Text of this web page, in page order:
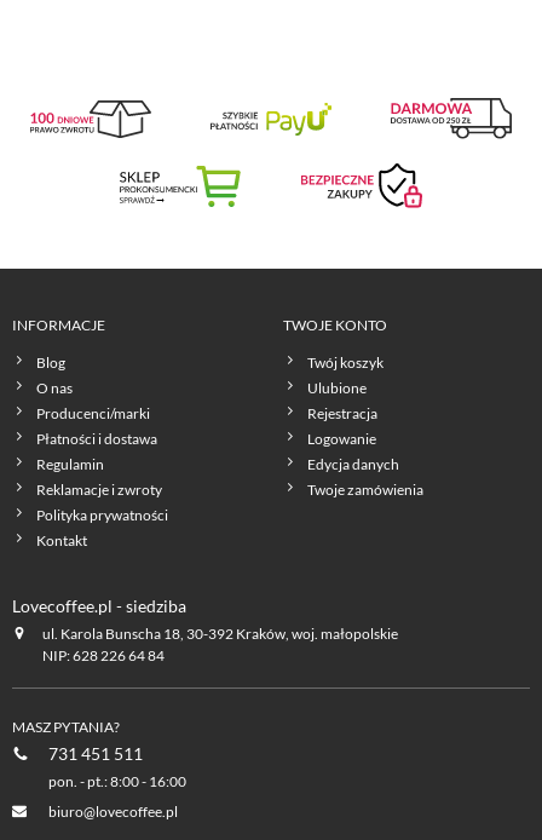
INFORMACJE
Blog
O nas
Producenci/marki
Płatności i dostawa
Regulamin
Reklamacje i zwroty
Polityka prywatności
Kontakt
TWOJE KONTO
Twój koszyk
Ulubione
Rejestracja
Logowanie
Edycja danych
Twoje zamówienia
Lovecoffee.pl - siedziba
ul. Karola Bunscha 18, 30-392 Kraków, woj. małopolskie
NIP: 628 226 64 84
MASZ PYTANIA?
731 451 511
pon. - pt.: 8:00 - 16:00
biuro@lovecoffee.pl